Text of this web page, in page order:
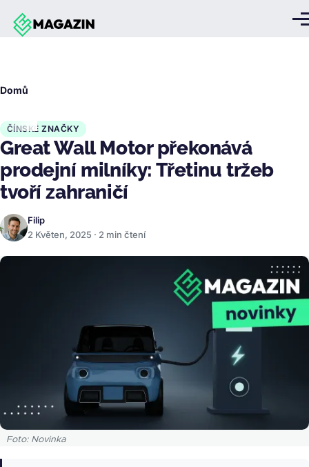
Přejít k hlavnímu obsahu
Domů
ČÍNSKÉ ZNAČKY
Great Wall Motor překonává
prodejní milníky: Třetinu tržeb
tvoří zahraničí
Filip
2 Květen, 2025 · 2 min čtení
Foto: Novinka